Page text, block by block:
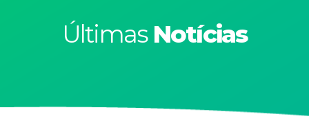
Últimas Notícias